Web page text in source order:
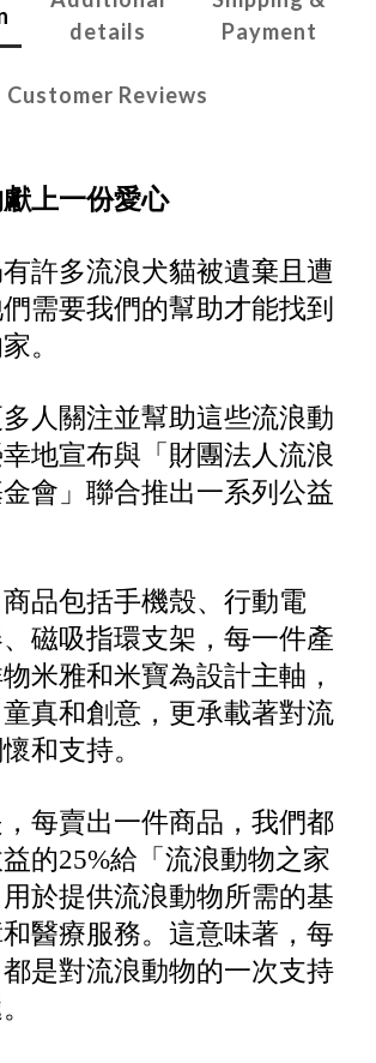
details
Payment
Customer Reviews
上一份愛心
許多流浪犬貓被遺棄且遭
需要我們的幫助才能找到
。
人關注並幫助這些流浪動
地宣布與「財團法人流浪
會」聯合推出一系列公益
品包括手機殼、行動電
磁吸指環支架，每一件產
米雅和米寶為設計主軸，
真和創意，更承載著對流
和支持。
每賣出一件商品，我們都
的25%給「流浪動物之家
於提供流浪動物所需的基
醫療服務。這意味著，每
是對流浪動物的一次支持